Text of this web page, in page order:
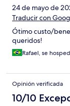
24 de mayo de
Traducir con
Ótimo custo/
queridos!
Rafael, se
Opinión verificada
10/10